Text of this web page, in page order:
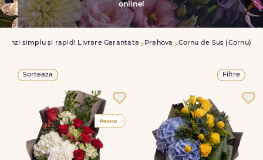
online!
simplu și rapid! Livrare Garantata Prahova Cornu de Sus (Cornu)
Sorteaza Filtre